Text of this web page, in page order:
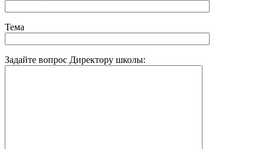
Тема
Задайте вопрос Директору школы: